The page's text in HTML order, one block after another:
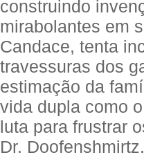
construindo
mirabolantes em
Candace, tenta
travessuras dos
estimação da
vida dupla como
luta para frustrar
Dr. Doofenshmirtz.